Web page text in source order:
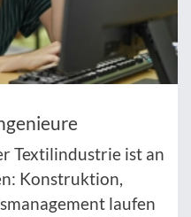
Textilindustrie ist an
Konstruktion,
laufen